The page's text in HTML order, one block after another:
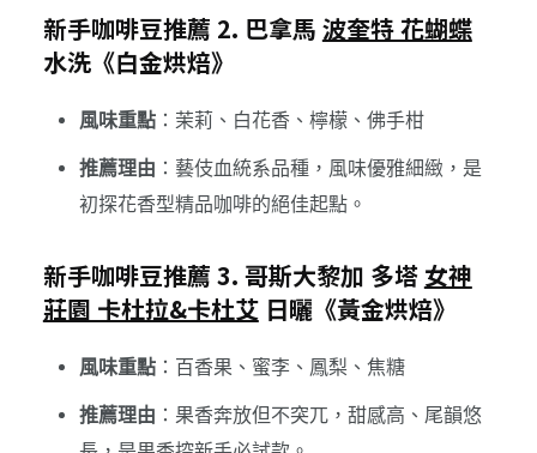
新手咖啡豆推薦 2. 巴拿馬 波奎特 花蝴蝶
水洗《白金烘焙》
風味重點：茉莉、白花香、檸檬、佛手柑
推薦理由 ：藝伎血統系品種，風味優雅細緻，是
初探花香型精品咖啡的絕佳起點。
新手咖啡豆推薦 3. 哥斯大黎加 多塔 女神
莊園 卡杜拉&卡杜艾日曬《黃金烘焙》
風味重點：百香果、蜜李、鳳梨、焦糖
推薦理由 ：果香奔放但不突兀，甜感高、尾韻悠